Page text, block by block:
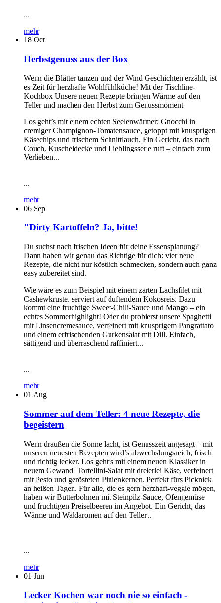
...
mehr
18 Oct
Herbstgenuss aus der Box
Wenn die Blätter tanzen und der Wind Geschichten erzählt, ist
es Zeit für herzhafte Wohlfühlküche! Mit der Tischline-
Kochbox Unsere neuen Rezepte bringen Wärme auf den
Teller und machen den Herbst zum Genussmoment.
Los geht’s mit einem echten Seelenwärmer: Gnocchi in
cremiger Champignon-Tomatensauce, getoppt mit knusprigen
Käsechips und frischem Schnittlauch. Ein Gericht, das nach
Couch, Kuscheldecke und Lieblingsserie ruft – einfach zum
Verlieben...
...
mehr
06 Sep
"Dirty Kartoffeln? Ja, bitte!
Du suchst nach frischen Ideen für deine Essensplanung?
Dann haben wir genau das Richtige für dich: vier neue
Rezepte, die nicht nur köstlich schmecken, sondern auch ganz
easy zubereitet sind.
Wie wäre es zum Beispiel mit einem zarten Lachsfilet mit
Cashewkruste, serviert auf duftendem Kokosreis. Dazu
kommt eine fruchtige Sweet-Chili-Sauce und Mango – ein
echtes Sommerhighlight! Oder du probierst unsere Spaghetti
mit Linsencremesauce, verfeinert mit knusprigem Pangrattato
und einem erfrischenden Gurkensalat mit Dill. Einfach,
sättigend und überraschend raffiniert...
...
mehr
01 Aug
Sommer auf dem Teller: 4 neue Rezepte, die
begeistern
Wenn draußen die Sonne lacht, ist Genusszeit angesagt – mit
unseren neuesten Rezepten wird’s abwechslungsreich, frisch
und richtig lecker. Los geht’s mit einem neuen Klassiker in
neuem Gewand: Tortellini-Salat mit dreierlei Käse, verfeinert
mit Pesto und gerösteten Pinienkernen. Perfekt fürs Picknick
an heißen Tagen. Für alle, die es gern herzhaft-veggie mögen,
haben wir Butterbohnen mit Steinpilz-Sauce, Ofengemüse
und fruchtigen Preiselbeeren im Angebot. Ein Gericht, das
Wärme und Waldaromen auf den Teller...
...
mehr
01 Jun
Lecker Kochen war noch nie so einfach -